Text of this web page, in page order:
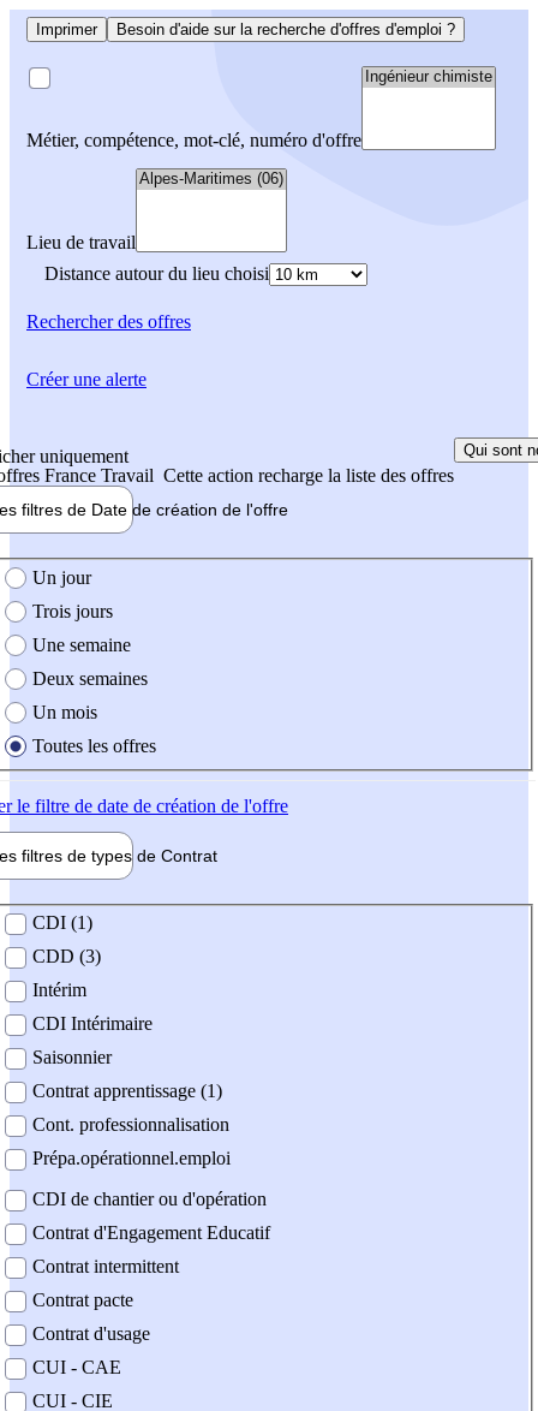
Imprimer Besoin d'aide sur la recherche d'offres d'emploi ?
Métier, compétence, mot-clé, numéro d'offre
Lieu de travail
Distance autour du lieu choisi
Rechercherdes offres
uniquement
France Travail Cette action recharge la liste des offres
Qui sont
filtres de Date de création de l'offre
création de l'offre
Un jour
Trois jours
Une semaine
Deux semaines
Un mois
Toutes les offres
le filtre de date de création de l'offre
filtres de types de Contrat
contrat
CDI (1)
CDD (3)
Intérim
CDI Intérimaire
Saisonnier
Contrat apprentissage (1)
Cont. professionnalisation
Prépa.opérationnel.emploi
CDI de chantier ou d'opération
Contrat d'Engagement Educatif
Contrat intermittent
Contrat pacte
Contrat d'usage
CUI - CAE
CUI - CIE
Créer une alerte